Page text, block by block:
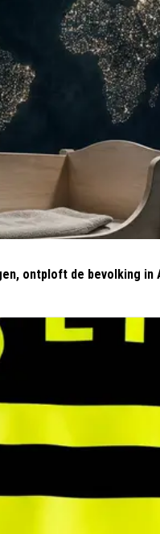
ontploft de bevolking